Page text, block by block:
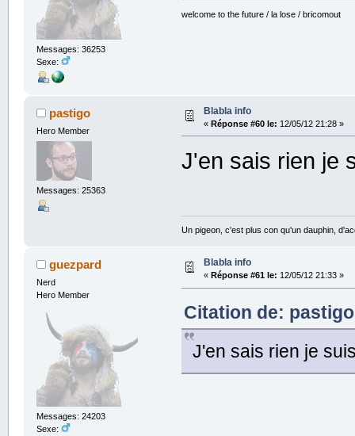
Messages: 36253
Sexe:
welcome to the future / la lose / bricomout
pastigo
Hero Member
Messages: 25363
Blabla info
« Réponse #60 le: 12/05/12 21:28 »
J'en sais rien je
Un pigeon, c'est plus con qu'un dauphin,
guezpard
Nerd
Hero Member
Messages: 24203
Sexe:
Blabla info
« Réponse #61 le: 12/05/12 21:33 »
Citation de:
J'en sais rien je